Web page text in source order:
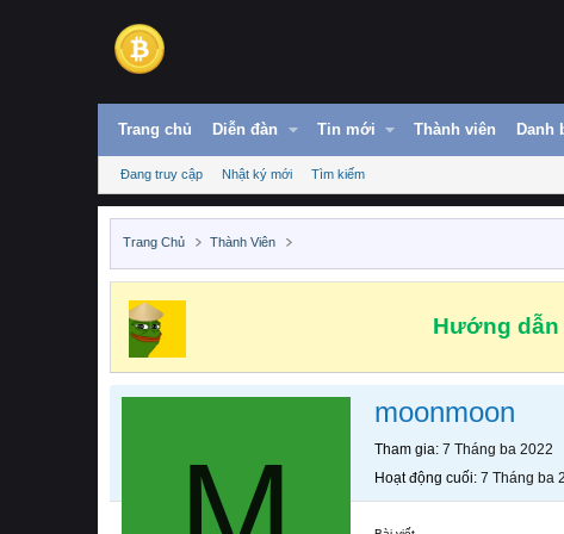
Trang chủ Diễn đàn Tin mới Thành viên Danh
Đang truy cập Nhật ký mới Tìm kiếm
Trang Chủ Thành Viên
Hướng dẫn
moonmoon
Tham gia 7 Tháng ba 2022
Hoạt động cuối 7 Tháng ba